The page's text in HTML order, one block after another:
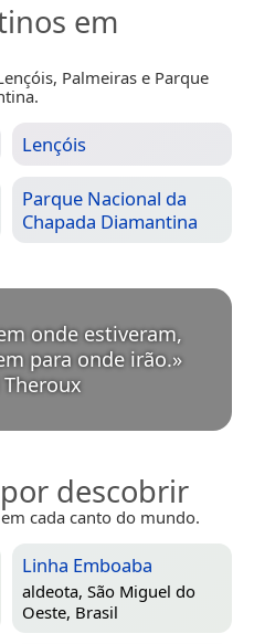
em
Palmeiras e Parque
Lençóis
Parque Nacional da
Chapada Diamantina
onde estiveram,
para onde irão.
descobrir
cada canto do mundo.
Linha Emboaba
aldeota, São Miguel do
Oeste, Brasil